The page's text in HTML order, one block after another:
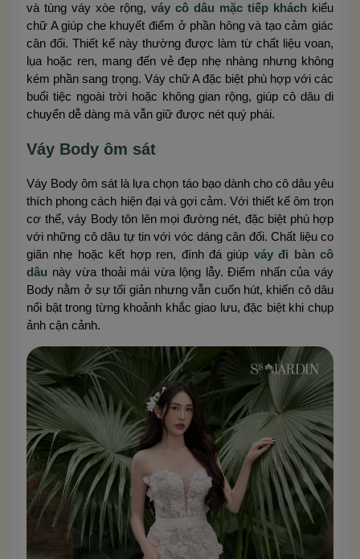
và tùng váy xòe rộng, váy cô dâu mặc tiếp khách kiểu
chữ A giúp che khuyết điểm ở phần hông và tạo cảm giác
cân đối. Thiết kế này thường được làm từ chất liệu voan,
lụa hoặc ren, mang đến vẻ đẹp nhẹ nhàng nhưng không
kém phần sang trọng. Váy chữ A đặc biệt phù hợp với các
buổi tiệc ngoài trời hoặc không gian rộng, giúp cô dâu di
chuyển dễ dàng mà vẫn giữ được nét quý phái.
Váy Body ôm sát
Váy Body ôm sát là lựa chọn táo bạo dành cho cô dâu yêu
thích phong cách hiện đại và gợi cảm. Với thiết kế ôm trọn
cơ thể, váy Body tôn lên mọi đường nét, đặc biệt phù hợp
với những cô dâu tự tin với vóc dáng cân đối. Chất liệu co
giãn nhẹ hoặc kết hợp ren, đính đá giúp váy đi bàn cô
dâu này vừa thoải mái vừa lộng lẫy. Điểm nhấn của váy
Body nằm ở sự tối giản nhưng vẫn cuốn hút, khiến cô dâu
nổi bật trong từng khoảnh khắc giao lưu, đặc biệt khi chụp
ảnh cận cảnh.